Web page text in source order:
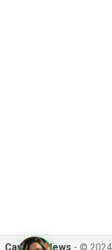
Canguru News - ©